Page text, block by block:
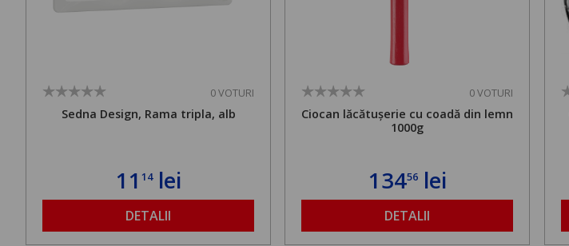
0 VOTURI
Sedna Design, Rama tripla, alb
11 14lei
DETALII
0 VOTURI
Ciocan lăcătușerie cu coadă din lemn
1000g
13456lei
DETALII